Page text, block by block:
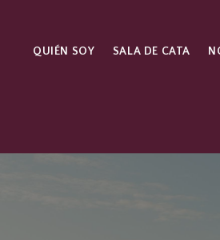
QUIÉN SOY SALA DE CATA